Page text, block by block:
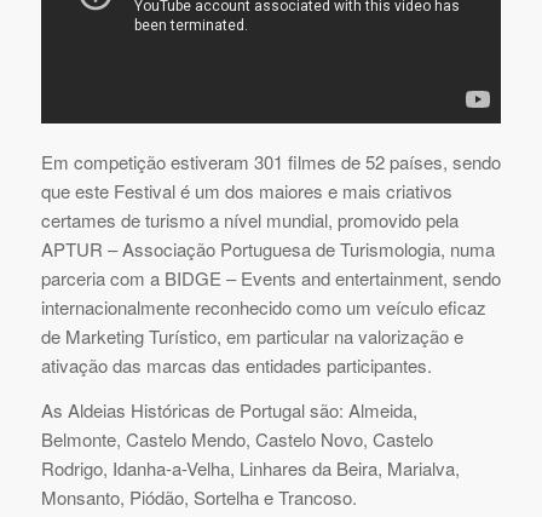
Em competição estiveram 301 filmes de 52 países, sendo
que este Festival é um dos maiores e mais criativos
certames de turismo a nível mundial, promovido pela
APTUR – Associação Portuguesa de Turismologia, numa
parceria com a BIDGE – Events and entertainment, sendo
internacionalmente reconhecido como um veículo eficaz
de Marketing Turístico, em particular na valorização e
ativação das marcas das entidades participantes.
As Aldeias Históricas de Portugal são: Almeida,
Belmonte, Castelo Mendo, Castelo Novo, Castelo
Rodrigo, Idanha-a-Velha, Linhares da Beira, Marialva,
Monsanto, Piódão, Sortelha e Trancoso.